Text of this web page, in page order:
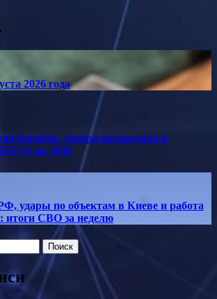
2026 года
погибли, семеро пострадали в
БПЛА на ДНР
удары по объектам в Киеве и работа
итоги СВО за неделю